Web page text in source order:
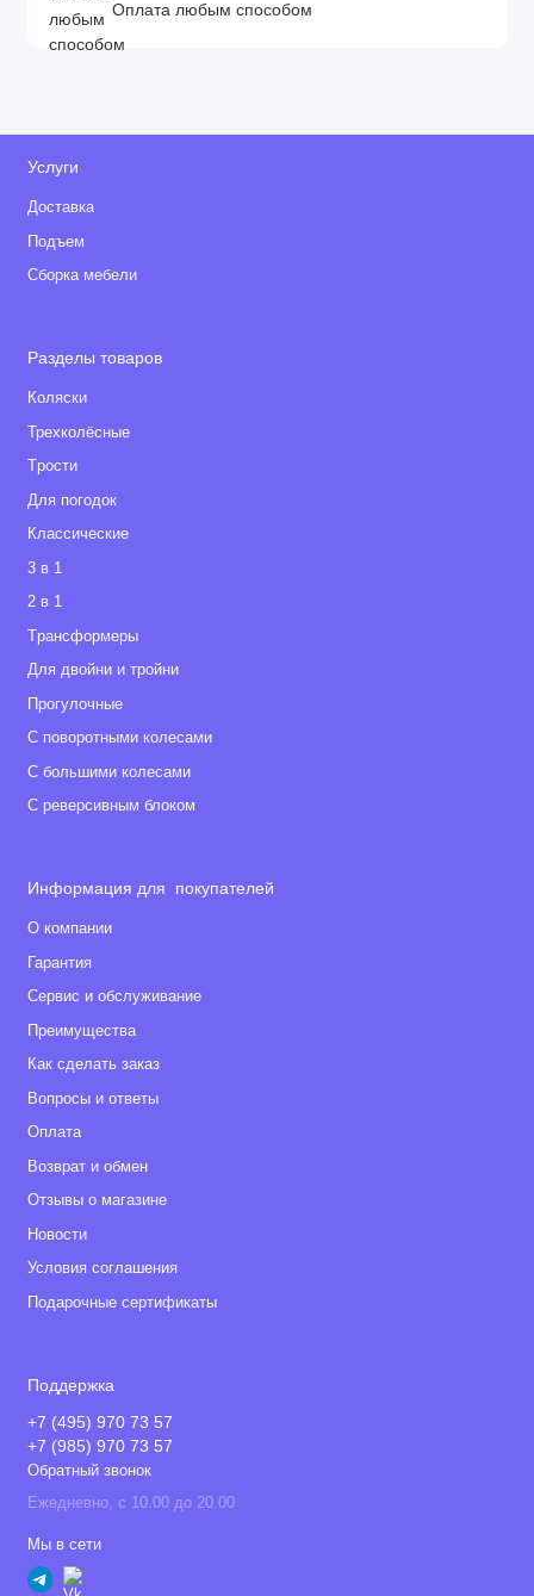
Оплата любым способом
Услуги
Доставка
Подъем
Сборка мебели
Разделы товаров
Коляски
Трехколёсные
Tрости
Для погодок
Классические
3 в 1
2 в 1
Tрансформеры
Для двойни и тройни
Прогулочные
С поворотными колесами
С большими колесами
С реверсивным блоком
Информация для покупателей
О компании
Гарантия
Сервис и обслуживание
Преимущества
Как сделать заказ
Вопросы и ответы
Оплата
Возврат и обмен
Отзывы о магазине
Новости
Условия соглашения
Подарочные сертификаты
Поддержка
+7 (495) 970 73 57
+7 (985) 970 73 57
Обратный звонок
Ежедневно, с 10.00 до 20.00
Мы в сети